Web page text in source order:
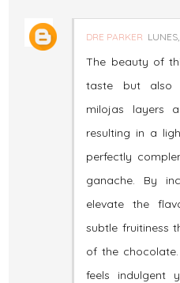
DRE PARKER
The beauty of
taste but also
milojas layers
resulting in a
perfectly
ganache. By
elevate the
subtle fruitiness
of the
feels indulgent